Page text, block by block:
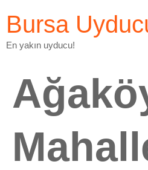
Bursa
En yakın uyducu!